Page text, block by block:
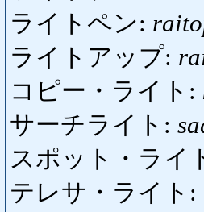
ライトペン:
ライトアップ:
コピー・ライト:
サーチライト:
スポット・ライ
テレサ・ライト: